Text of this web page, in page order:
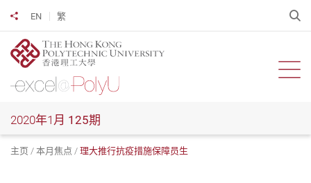
EN 繁
分享到
开
2020年1月 125期
主页 本月焦点 理大推行抗疫措施保障员生